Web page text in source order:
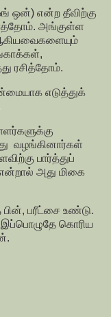
ஒன்) என்ற தீவிற்கு
அங்குள்ள
ரசித்தோம்.
எடுத்துக்
வழங்கினார்கள்
பார்த்துப்
அது மிகை
பரீட்சை உண்டு.
கொரிய